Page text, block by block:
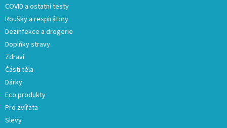
COVID a ostatní testy
Roušky a respirátory
Dezinfekce a drogerie
Doplňky stravy
Zdraví
Části těla
Dárky
Eco produkty
Pro zvířata
Slevy